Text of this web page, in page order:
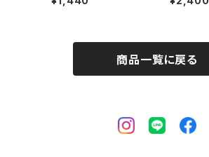
商品一覧に戻る